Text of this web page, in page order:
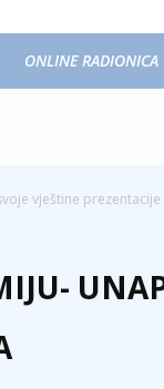
ONLINE RADIONICA
vještine